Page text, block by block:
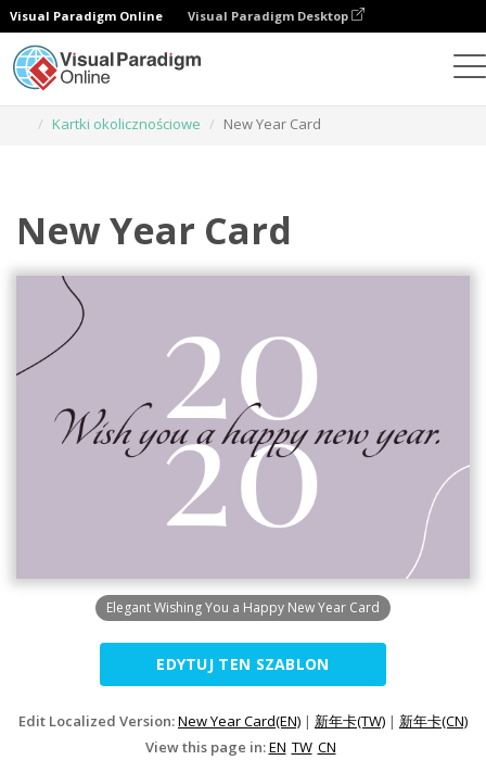
Visual Paradigm Online Visual Paradigm Desktop
Kartki okolicznościowe
New Year Card
New Year Card
Elegant Wishing You a Happy New Year Card
EDYTUJ TEN SZABLON
Edit Localized Version:New Year Card(EN) | 新年卡(TW) | 新年卡(CN)
View this page in:EN TW CN